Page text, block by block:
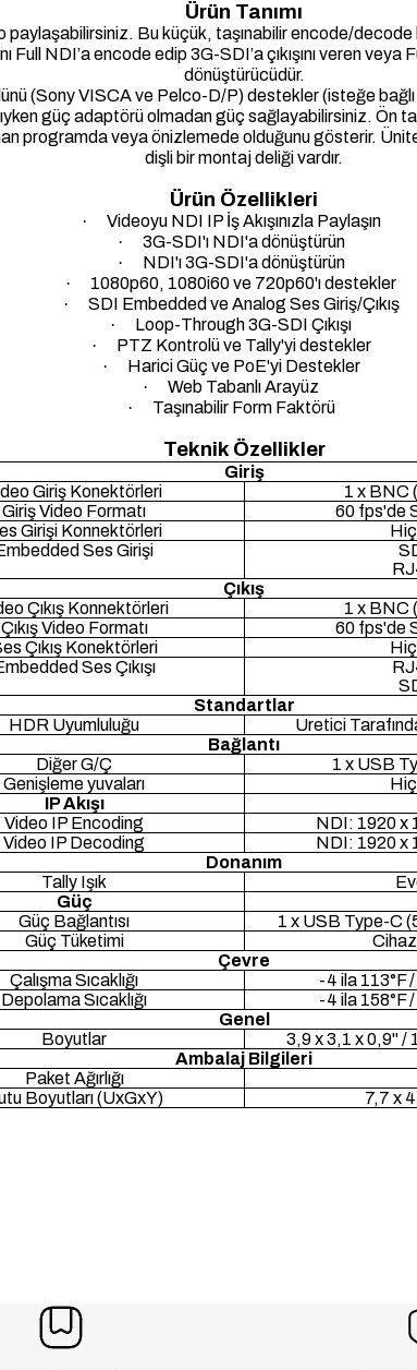
Ürün Tanımı
Bu küçük, taşınabilir encode/decode
NDI’a encode edip 3G-SDI’a çıkışını veren veya
dönüştürücüdür.
(Sony VISCA ve Pelco-D/P) destekler (isteğe
güç adaptörü olmadan güç sağlayabilirsiniz.
programda veya önizlemede olduğunu gösterir.
dişli bir montaj deliği vardır.
Ürün Özellikleri
·
Videoyu NDI IP İş Akışınızla Paylaşın
·
3G-SDI'ı NDI'a dönüştürün
·
NDI'ı 3G-SDI'a dönüştürün
·
1080p60, 1080i60 ve 720p60'ı destekler
·
SDI Embedded ve Analog Ses Giriş/Çıkış
·
Loop-Through 3G-SDI Çıkışı
·
PTZ Kontrolü ve Tally'yi destekler
·
Harici Güç ve PoE'yi Destekler
·
Web Tabanlı Arayüz
·
Taşınabilir Form Faktörü
Teknik Özellikler
Giriş
Giriş Konektörleri
1 x BNC
Giriş Video Formatı
60 fps'de
Girişi Konnektörleri
Ses Girişi
Çıkış
Çıkış Konnektörleri
1 x BNC
Çıkış Video Formatı
60 fps'de
Çıkış Konektörleri
Ses Çıkışı
Standartlar
HDR Uyumluluğu
Üretici
Bağlantı
Diğer G/Ç
1 x USB
Genişleme yuvaları
IP Akışı
Video IP Encoding
NDI: 1920 x
Video IP Decoding
NDI: 1920 x
Donanım
Tally Işık
Güç
Güç Bağlantısı
1 x USB Type-C
Güç Tüketimi
Çevre
Çalışma Sıcaklığı
-4 ila 113°F
Depolama Sıcaklığı
-4 ila 158°F
Genel
Boyutlar
3,9 x 3,1 x 0,9" /
Ambalaj Bilgileri
Paket Ağırlığı
Boyutları (UxGxY)
7,7 x